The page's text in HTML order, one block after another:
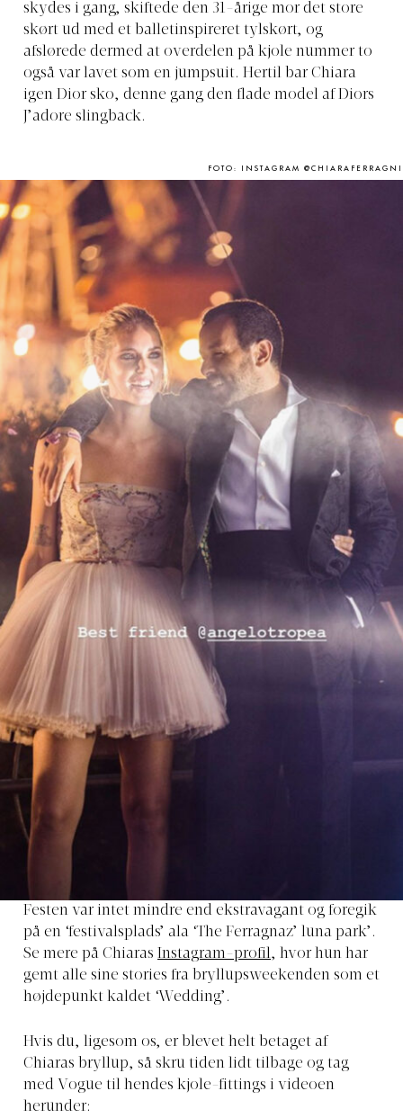
skydes i gang, skiftede den 31-årige mor det store
skørt ud med et balletinspireret tylskørt, og
afslørede dermed at overdelen på kjole nummer to
også var lavet som en jumpsuit. Hertil bar Chiara
igen Dior sko, denne gang den flade model af Diors
J’adore slingback.
FOTO: INSTAGRAM @CHIARAFERRAGNI
Festen var intet mindre end ekstravagant og foregik
på en ‘festivalsplads’ ala ‘The Ferragnaz’ luna park’.
Se mere på Chiaras Instagram-profil, hvor hun har
gemt alle sine stories fra bryllupsweekenden som et
højdepunkt kaldet ‘Wedding’.
Hvis du, ligesom os, er blevet helt betaget af
Chiaras bryllup, så skru tiden lidt tilbage og tag
med Vogue til hendes kjole-fittings i videoen
herunder: